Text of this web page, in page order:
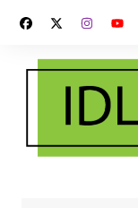
contenido